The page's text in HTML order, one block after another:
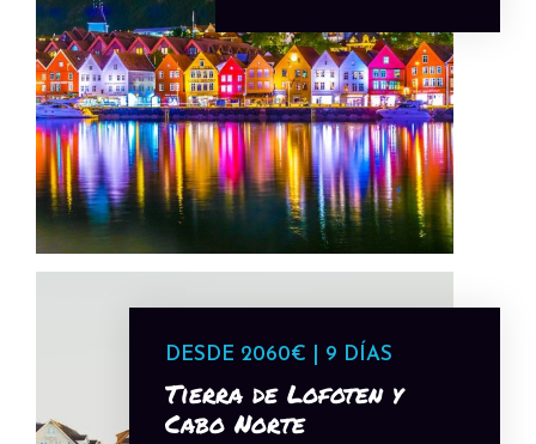
DESDE 2060€ | 9 DÍAS
Tierra de Lofoten y
Cabo Norte